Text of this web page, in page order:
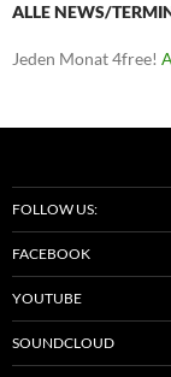
ALLE NEWS/
Jeden Monat 4free!
FOLLOW US:
FACEBOOK
YOUTUBE
SOUNDCLOUD